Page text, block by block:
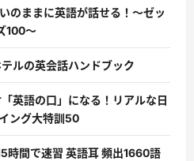
のままに英語が話せる！〜ゼッ
100〜
ルの英会話ハンドブック
英語の口」になる！リアルな日
ング大特訓50
時間で速習 英語耳 頻出1660語